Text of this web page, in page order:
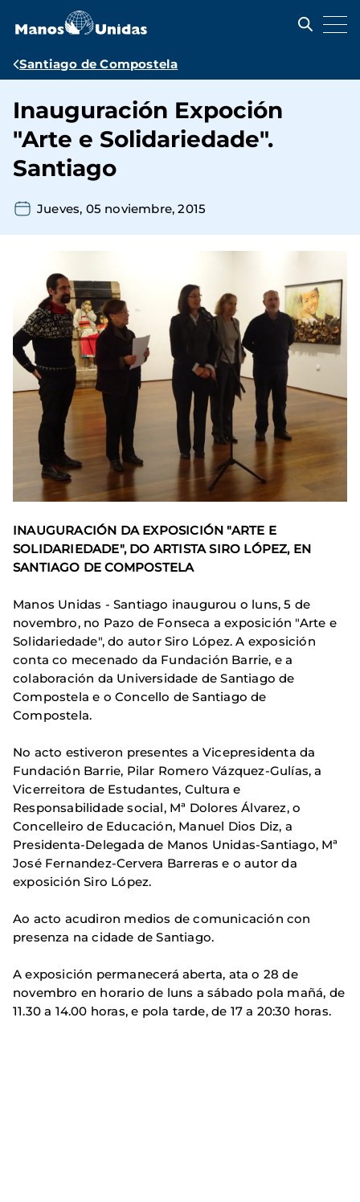
contenido
Ruta
navegación
Santiago de Compostela
Inauguración Expoción
"Arte e Solidariedade".
Santiago
Jueves, 05 noviembre, 2015
INAUGURACIÓN DA EXPOSICIÓN "ARTE E
SOLIDARIEDADE", DO ARTISTA SIRO LÓPEZ, EN
SANTIAGO DE COMPOSTELA
Manos Unidas - Santiago inaugurou o luns, 5 de
novembro, no Pazo de Fonseca a exposición "Arte e
Solidariedade", do autor Siro López. A exposición
conta co mecenado da Fundación Barrie, e a
colaboración da Universidade de Santiago de
Compostela e o Concello de Santiago de
Compostela.
No acto estiveron presentes a Vicepresidenta da
Fundación Barrie, Pilar Romero Vázquez-Gulías, a
Vicerreitora de Estudantes, Cultura e
Responsabilidade social, Mª Dolores Álvarez, o
Concelleiro de Educación, Manuel Dios Diz, a
Presidenta-Delegada de Manos Unidas-Santiago, Mª
José Fernandez-Cervera Barreras e o autor da
exposición Siro López.
Ao acto acudiron medios de comunicación con
presenza na cidade de Santiago.
A exposición permanecerá aberta, ata o 28 de
novembro en horario de luns a sábado pola mañá, de
11.30 a 14.00 horas, e pola tarde, de 17 a 20:30 horas.